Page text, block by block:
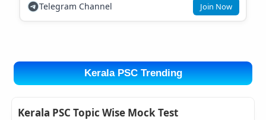
Telegram Channel Join Now
Kerala PSC Trending
Kerala PSC Topic Wise Mock Test